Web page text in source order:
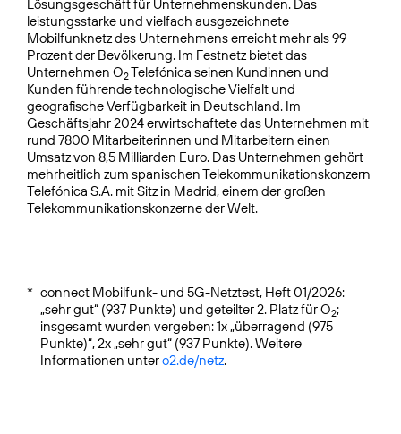
Lösungsgeschäft für Unternehmenskunden. Das
leistungsstarke und vielfach ausgezeichnete
Mobilfunknetz des Unternehmens erreicht mehr als 99
Prozent der Bevölkerung. Im Festnetz bietet das
Unternehmen O2Telefónica seinen Kundinnen und
Kunden führende technologische Vielfalt und
geografische Verfügbarkeit in Deutschland. Im
Geschäftsjahr 2024 erwirtschaftete das Unternehmen mit
rund 7800 Mitarbeiterinnen und Mitarbeitern einen
Umsatz von 8,5 Milliarden Euro. Das Unternehmen gehört
mehrheitlich zum spanischen Telekommunikationskonzern
Telefónica S.A. mit Sitz in Madrid, einem der großen
Telekommunikationskonzerne der Welt.
* connect Mobilfunk- und 5G-Netztest, Heft 01/2026:
„sehr gut“ (937 Punkte) und geteilter 2. Platz für O2;
insgesamt wurden vergeben: 1x „überragend (975
Punkte)“, 2x „sehr gut“ (937 Punkte). Weitere
Informationen untero2.de/netz.